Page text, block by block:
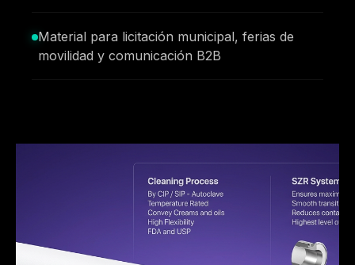
Material para licitación municipal, ferias de
movilidad y comunicación B2B